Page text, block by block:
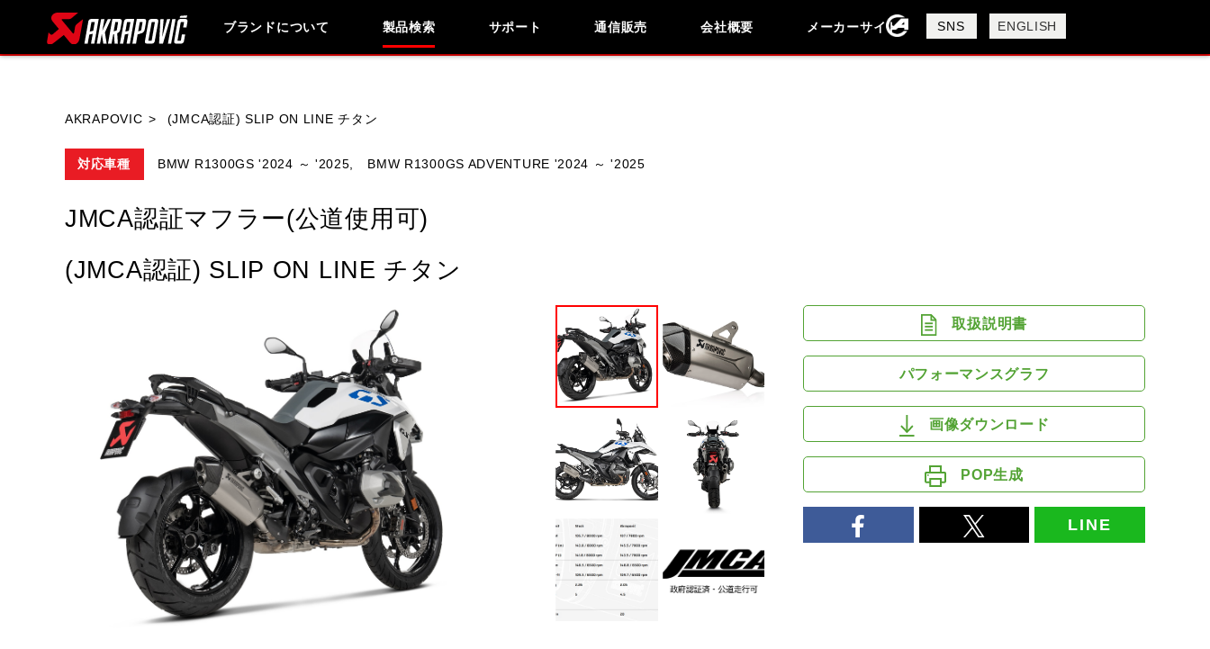
ブランドについて 製品検索 サポート
お問い合わせ
よくあるご質問
通信販売 会社概要
会社概要
採用情報
メーカーサイト SNS ENGLISH
閉じる
AKRAPOVIC (JMCA認証) SLIP ON LINE チタン
対応車種 BMW R1300GS '2024 ～ '2025, BMW R1300GS ADVENTURE '2024 ～ '2025
JMCA認証マフラー(公道使用可)
(JMCA認証) SLIP ON LINE チタン
取扱説明書
パフォーマンスグラフ
画像ダウンロード
POP生成
LINE